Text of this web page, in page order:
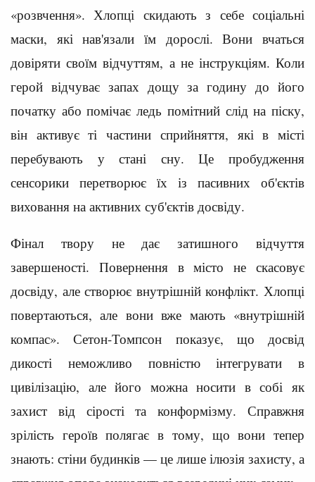
«розвчення». Хлопці скидають з себе соціальні
маски, які нав'язали їм дорослі. Вони вчаться
довіряти своїм відчуттям, а не інструкціям. Коли
герой відчуває запах дощу за годину до його
початку або помічає ледь помітний слід на піску,
він активує ті частини сприйняття, які в місті
перебувають у стані сну. Це пробудження
сенсорики перетворює їх із пасивних об'єктів
виховання на активних суб'єктів досвіду.
Фінал твору не дає затишного відчуття
завершеності. Повернення в місто не скасовує
досвіду, але створює внутрішній конфлікт. Хлопці
повертаються, але вони вже мають «внутрішній
компас». Сетон-Томпсон показує, що досвід
дикості неможливо повністю інтегрувати в
цивілізацію, але його можна носити в собі як
захист від сірості та конформізму. Справжня
зрілість героїв полягає в тому, що вони тепер
знають: стіни будинків — це лише ілюзія захисту, а